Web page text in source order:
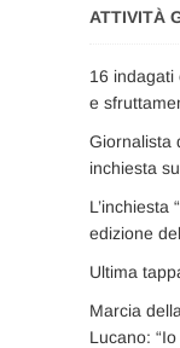
ATTIVITÀ
16
e
Giornalista
inchiesta
L’inchiesta
edizione
Ultima
Marcia
Lucano: